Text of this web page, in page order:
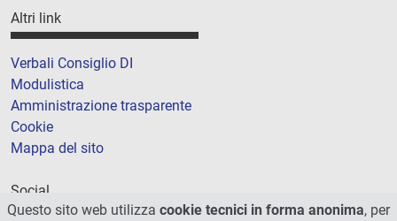
Altri link
Verbali Consiglio DI
Modulistica
Amministrazione trasparente
Cookie
Mappa del sito
Social
Questo sito web utilizza cookie tecnici in forma anonima, per